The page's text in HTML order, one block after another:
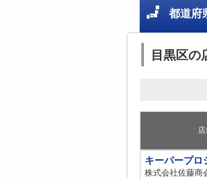
都道府
目黒区の
キーパープロ
株式会社佐藤商